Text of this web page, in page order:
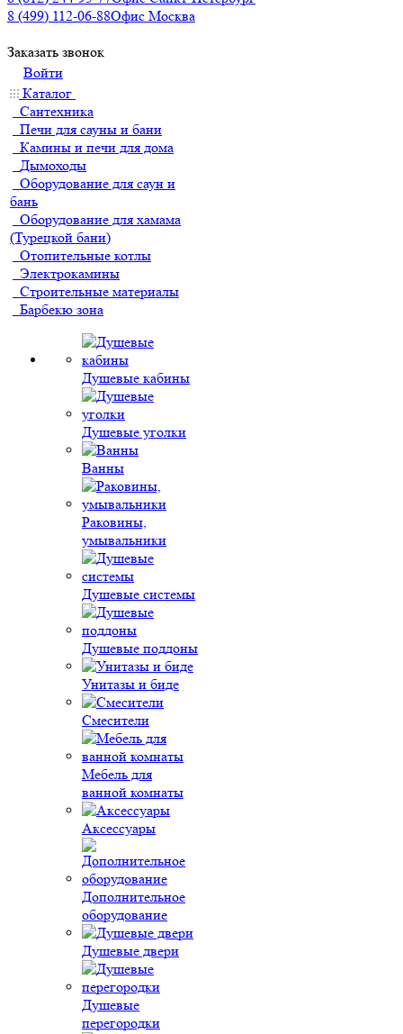
8 (499) 112-06-88Офис Москва
Заказать звонок
Войти
Каталог
Сантехника
Печи для сауны и бани
Камины и печи для дома
Дымоходы
Оборудование для саун и
бань
Оборудование для хамама
(Турецкой бани)
Отопительные котлы
Электрокамины
Строительные материалы
Барбекю зона
Душевые кабины
Душевые уголки
Ванны
Раковины,
умывальники
Душевые системы
Душевые поддоны
Унитазы и биде
Смесители
Мебель для
ванной комнаты
Аксессуары
Дополнительное
оборудование
Душевые двери
Душевые
перегородки